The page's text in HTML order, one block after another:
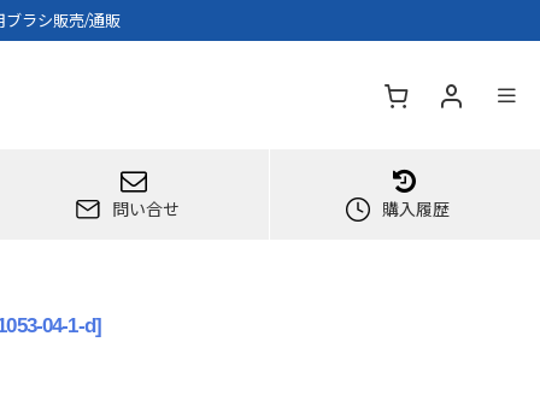
ブラシ販売/通販
問い合せ 購入履歴
04-1-d]